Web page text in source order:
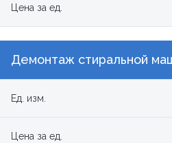
Цена за ед.
Демонтаж стиральной
Ед. изм.
Цена за ед.